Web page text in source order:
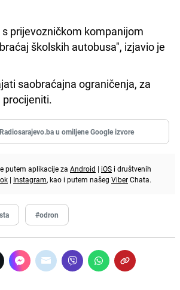
prijevozničkom kompanijom
školskih autobusa", izjavio je
saobraćajna ograničenja, za
procijeniti.
u omiljene Google izvore
putem aplikacije za Android | iOS i društvenih
| Instagram, kao i putem našeg ViberChata.
#odron